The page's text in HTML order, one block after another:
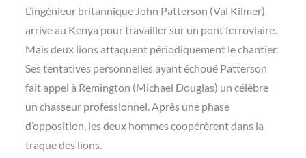
L’ingénieur britannique John Patterson (Val Kilmer)
arrive au Kenya pour travailler sur un pont ferroviaire.
Mais deux lions attaquent périodiquement le chantier.
Ses tentatives personnelles ayant échoué Patterson
fait appel à Remington (Michael Douglas) un célèbre
un chasseur professionnel. Après une phase
d’opposition, les deux hommes coopérèrent dans la
traque des lions.